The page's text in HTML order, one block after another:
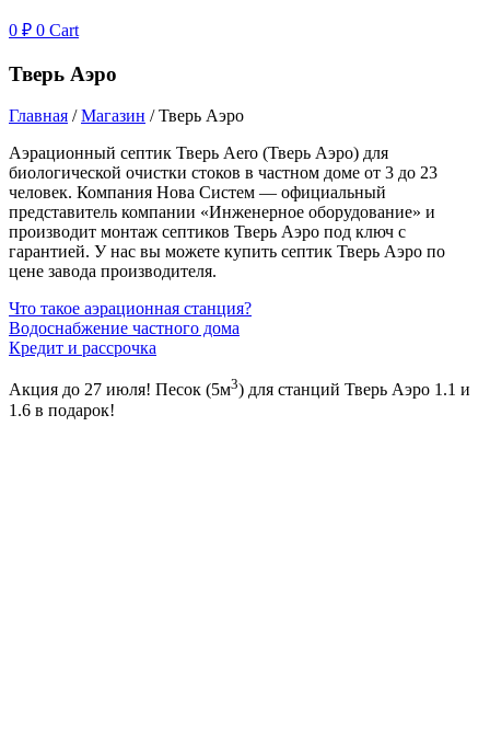
0 ₽ 0 Cart
Тверь Аэро
Главная /Магазин / Тверь Аэро
Аэрационный септик Тверь Aero (Тверь Аэро) для
биологической очистки стоков в частном доме от 3 до 23
человек. Компания Нова Систем — официальный
представитель компании «Инженерное оборудование» и
производит монтаж септиков Тверь Аэро под ключ с
гарантией. У нас вы можете купить септик Тверь Аэро по
цене завода производителя.
Что такое аэрационная станция?
Водоснабжение частного дома
Кредит и рассрочка
Акция до 27 июля! Песок (5м3) для станций Тверь Аэро 1.1 и
1.6 в подарок!